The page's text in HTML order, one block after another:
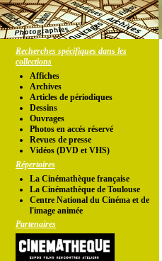
Recherches spécifiques dans les
collections
Affiches
Archives
Articles de périodiques
Dessins
Ouvrages
Photos en accés réservé
Revues de presse
Vidéos (DVD et VHS)
Répertoires
La Cinémathèque française
La Cinémathèque de Toulouse
Centre National du Cinéma et de
l'image animée
Partenaires